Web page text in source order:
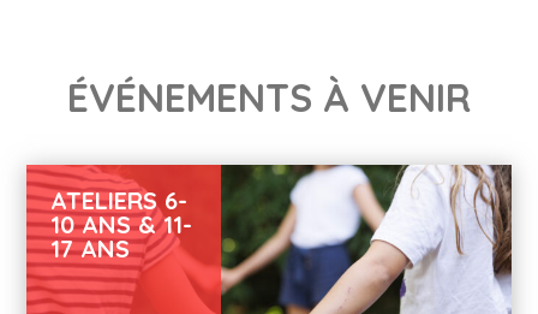
ÉVÉNEMENTS À VENIR
ATELIERS 6-
10 ANS & 11-
17 ANS